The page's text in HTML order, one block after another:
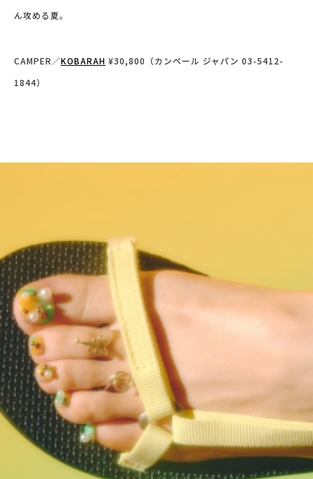
ん攻める夏。
CAMPER／KOBARAH ¥30,800（カンペール ジャパン 03-5412-
1844）